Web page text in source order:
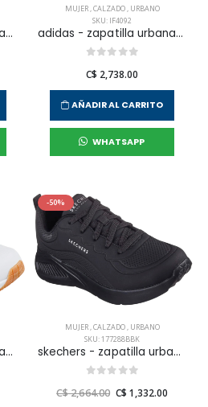
skechers - zapatilla urbana uno -stand on air para mujer
MUJER,CALZADO, URBANO
SKU: IF4092
adidas - zapatilla urbana urban court para mujer
C$ 2,738.00
AÑADIR AL CARRITO
WHATSAPP
skechers - zapatilla urbana uno para mujer
-50%
MUJER,CALZADO, URBANO
SKU: 177288BBK
skechers - zapatilla urbana uno lite para mujer
C$ 2,664.00 C$ 1,332.00